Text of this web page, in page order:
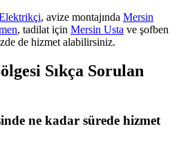
, avize montajında Mersin
, tadilat için Mersin Usta ve şofben
de hizmet alabilirsiniz.
Sıkça Sorulan
ne kadar sürede hizmet